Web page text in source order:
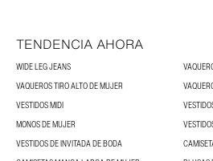
TENDENCIA AHORA
WIDE LEG JEANS
VAQUEROS TIRO ALTO DE MUJER
VESTIDOS MIDI
MONOS DE MUJER
VESTIDOS DE INVITADA DE BODA